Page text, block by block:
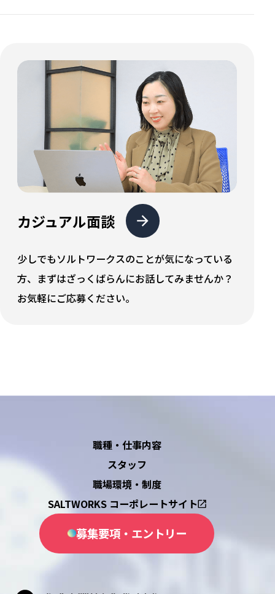
様を識別させる仕組みをいいます。当社では、クッ
キーの利用を前提としたサービスを提供していま
す。そのため、クッキーの利用を許可しない場合、
当社の一部のサービスを受けられないことがありま
す。クッキーの利用を許可するかどうかは、お客様
のブラウザで設定できます。必要に応じて設定を確
認してください。
カジュアル面談
少しでもソルトワークスのことが気になっている
方、まずはざっくばらんにお話してみませんか？
お気軽にご応募ください。
職種・仕事内容
スタッフ
職場環境・制度
SALTWORKS コーポレートサイト
募集要項・エントリー